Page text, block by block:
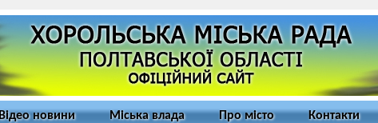
Відео новини Міська влада Про місто Контакти